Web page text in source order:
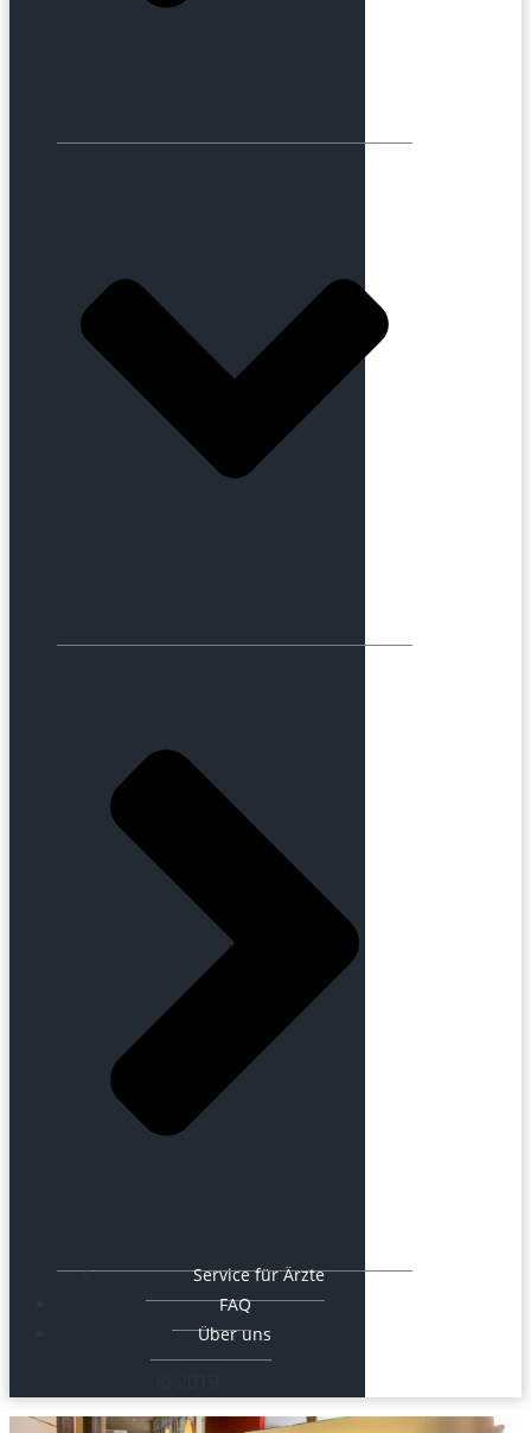
Service für Ärzte
FAQ
Über uns